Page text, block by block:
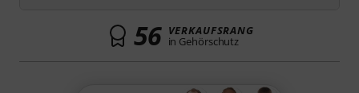
56 VERKAUFSRANG
in Gehörschutz